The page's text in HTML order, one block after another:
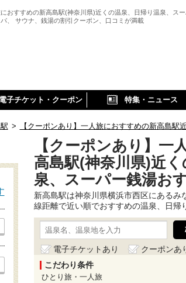
おすすめの新高島駅(神奈川県)近くの温泉、日帰り温泉、ス
、 サウナ、銭湯の割引クーポン、口コミが満載
電子チケット・クーポン 特集・ニュース
> 【クーポンあり】一人旅におすすめの新高島
【クーポンあり】一
高島駅(神奈川県)近
泉、スーパー銭湯お
新高島駅は神奈川県横浜市西区にある
線距離で近い順でおすすめの温泉、日帰
電子チケットあり クーポンあ
こだわり条件
ひとり旅・一人旅